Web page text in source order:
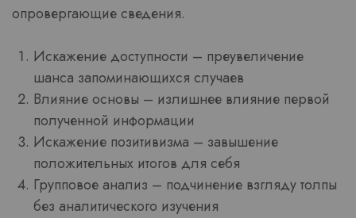
опровергающие сведения.
Искажение доступности – преувеличение
шанса запоминающихся случаев
Влияние основы – излишнее влияние первой
полученной информации
Искажение позитивизма – завышение
положительных итогов для себя
Групповое анализ – подчинение взгляду толпы
без аналитического изучения